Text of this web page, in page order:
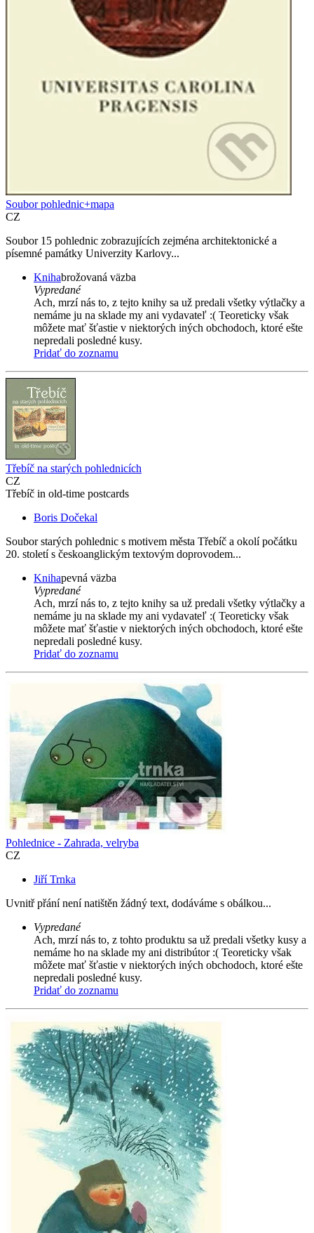
Soubor pohlednic+mapa
CZ
Soubor 15 pohlednic zobrazujících zejména architektonické a
písemné památky Univerzity Karlovy...
Knihabrožovaná väzba
Vypredané
Ach, mrzí nás to, z tejto knihy sa už predali všetky výtlačky a
nemáme ju na sklade my ani vydavateľ :( Teoreticky však
môžete mať šťastie v niektorých iných obchodoch, ktoré ešte
nepredali posledné kusy.
Pridať do zoznamu
Třebíč na starých pohlednicích
CZ
Třebíč in old-time postcards
Boris Dočekal
Soubor starých pohlednic s motivem města Třebíč a okolí počátku
20. století s českoanglickým textovým doprovodem...
Knihapevná väzba
Vypredané
Ach, mrzí nás to, z tejto knihy sa už predali všetky výtlačky a
nemáme ju na sklade my ani vydavateľ :( Teoreticky však
môžete mať šťastie v niektorých iných obchodoch, ktoré ešte
nepredali posledné kusy.
Pridať do zoznamu
Pohlednice - Zahrada, velryba
CZ
Jiří Trnka
Uvnitř přání není natištěn žádný text, dodáváme s obálkou...
Vypredané
Ach, mrzí nás to, z tohto produktu sa už predali všetky kusy a
nemáme ho na sklade my ani distribútor :( Teoreticky však
môžete mať šťastie v niektorých iných obchodoch, ktoré ešte
nepredali posledné kusy.
Pridať do zoznamu